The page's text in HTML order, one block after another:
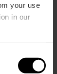
your use
in our